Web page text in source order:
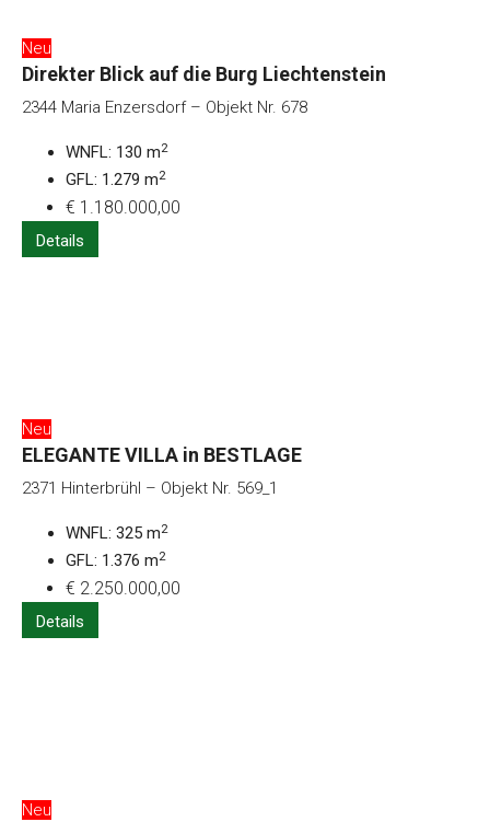
Neu
Direkter Blick auf die Burg Liechtenstein
2344 Maria Enzersdorf – Objekt Nr. 678
WNFL: 130 m2
GFL: 1.279 m2
€ 1.180.000,00
Details
Neu
ELEGANTE VILLA in BESTLAGE
2371 Hinterbrühl – Objekt Nr. 569_1
WNFL: 325 m2
GFL: 1.376 m2
€ 2.250.000,00
Details
Neu